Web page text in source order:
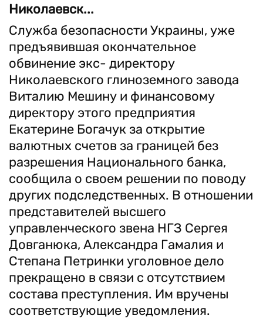
Николаевск...
Служба безопасности Украины, уже
предъявившая окончательное
обвинение экс- директору
Николаевского глиноземного завода
Виталию Мешину и финансовому
директору этого предприятия
Екатерине Богачук за открытие
валютных счетов за границей без
разрешения Национального банка,
сообщила о своем решении по поводу
других подследственных. В отношении
представителей высшего
управленческого звена НГЗ Сергея
Довганюка, Александра Гамалия и
Степана Петринки уголовное дело
прекращено в связи с отсутствием
состава преступления. Им вручены
соответствующие уведомления.